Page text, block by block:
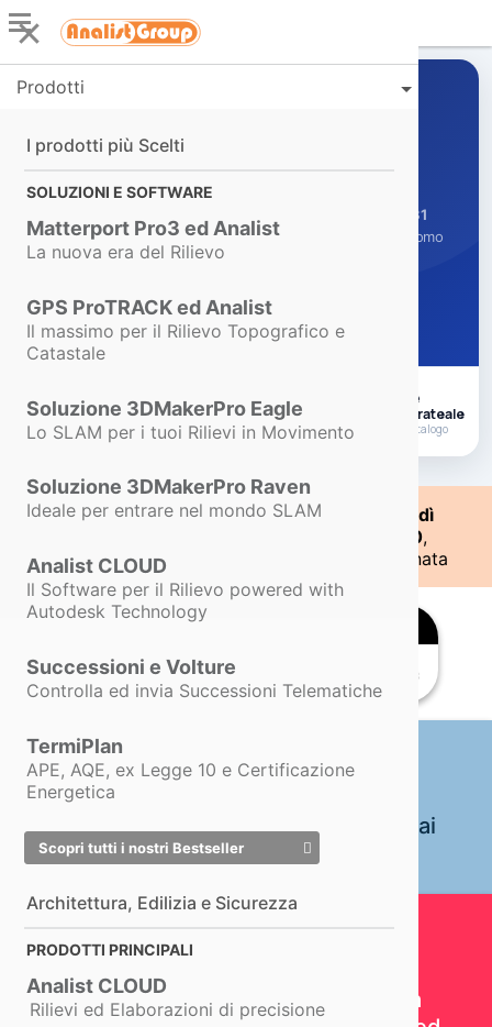
Prodotti
I prodotti più Scelti
SOLUZIONI E SOFTWARE
Matterport Pro3 ed Analist
La nuova era del Rilievo
GPS ProTRACK ed Analist
Il massimo per il Rilievo Topografico e
Catastale
Soluzione 3DMakerPro Eagle
Lo SLAM per i tuoi Rilievi in Movimento
Soluzione 3DMakerPro Raven
Ideale per entrare nel mondo SLAM
Analist CLOUD
Il Software per il Rilievo powered with
Autodesk Technology
Successioni e Volture
Controlla ed invia Successioni Telematiche
TermiPlan
APE, AQE, ex Legge 10 e Certificazione
Energetica
Scopri tutti i nostri Bestseller
Architettura, Edilizia e Sicurezza
PRODOTTI PRINCIPALI
Analist CLOUD
Rilievi ed Elaborazioni di precisione
Noi andiamo in ferie.
I tuoi sconti no.
lunedì 31
agosto, pronti per settembre. Nel frattempo le offerte Promo
Estate restano attive.
SCOPRI LE OFFERTE → Valide fino al 31 agosto ore 23:59
−15%
Software
Analist 2027 e suite
−30%
Formazione
Corsi CFP accreditati
Rate
Pagamento rateale
Su tutto il catalogo
DIGITAL TWIN · CALITRI
Il Borgo Castello
respira nel digitale.
PERCORSO EGE PER PROFESSIONISTI
Dal 6 Luglio siamo operativi dal lunedì al giovedì
15:00 - 18:30,
mentreil venerdì siamo operativi solo in mattinata
Dicono di noi
La più Spettacolare Fiera Italiana mai
Digitalizzata.Scopri di più
La Start-Up che ha digitalizzato la